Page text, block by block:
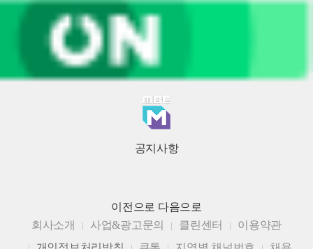
공지사항
이전으로 다음으로
회사소개
사업&광고문의 클린센터
이용약관